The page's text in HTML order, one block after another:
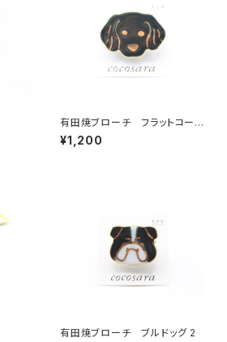
有田焼ブローチ フラットコーテ
ッド・レトリーバー
¥1,200
有田焼ブローチ ブルドッグ 2